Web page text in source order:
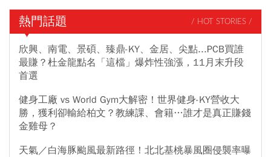
熱門話題 / HOT STORIES /
欣興、南電、景碩、臻鼎-KY、金居、尖點...PCB買誰
最賺？杜金龍點名「這檔」爆炸性強漲，11月末升段
首選
健身工廠 vs World Gym大解密！世界健身-KY營收大
勝，獲利卻輸給柏文？教練課、會籍…誰才是真正賺錢
金雞母？
天氣／白海豚颱風最新路徑！北北基桃暴風圈侵襲率曝